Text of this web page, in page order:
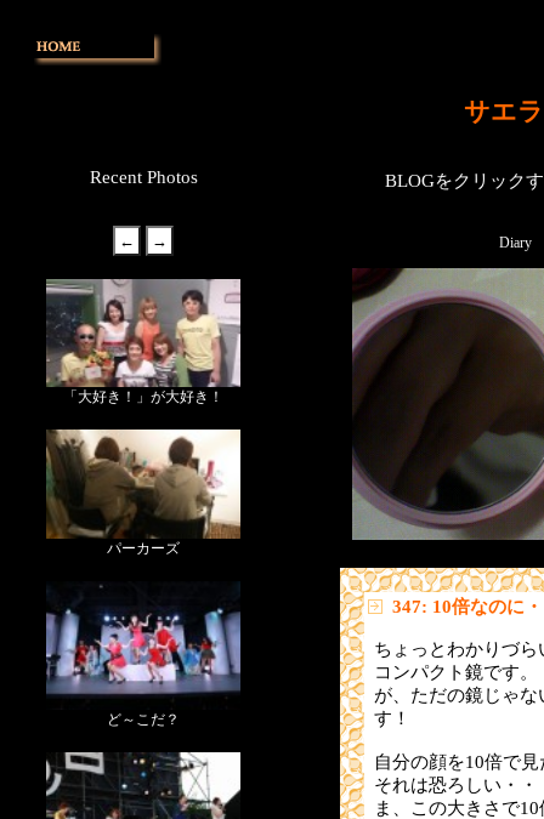
サエ
Recent Photos
「大好き！」が大好き！
パーカーズ
ど～こだ？
BLOGをクリック
Diary
347: 10倍なのに
ちょっとわかりづら
コンパクト鏡です。
が、ただの鏡じゃ
す！
自分の顔を10倍で
それは恐ろしい・・
ま、この大きさで